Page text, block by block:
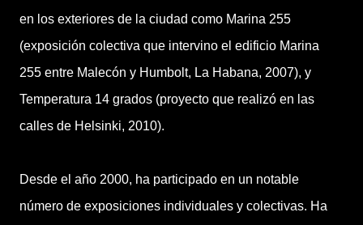
en los exteriores de la ciudad como Marina 255
(exposición colectiva que intervino el edificio Marina
255 entre Malecón y Humbolt, La Habana, 2007), y
Temperatura 14 grados (proyecto que realizó en las
calles de Helsinki, 2010).
Desde el año 2000, ha participado en un notable
número de exposiciones individuales y colectivas. Ha